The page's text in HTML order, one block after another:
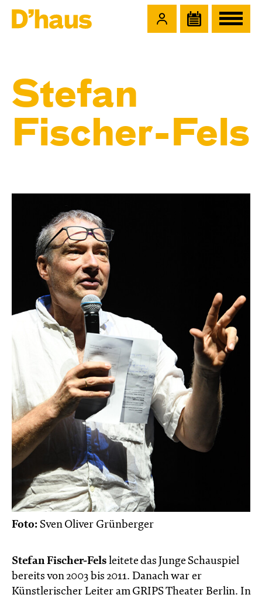
Stefan
Fischer-Fels
Foto: Sven Oliver Grünberger
Stefan Fischer-Fels leitete das Junge Schauspiel
bereits von 2003 bis 2011. Danach war er
Künstlerischer Leiter am GRIPS Theater Berlin. In